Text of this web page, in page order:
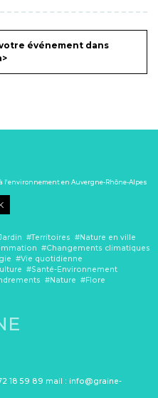
événement dans
en Auvergne-Rhône-Alpes
Territoires
Nature en ville
Changements climatiques
Vie quotidienne
Santé-Environnement
Nature
Flore
18 59 89 mail : info@graine-